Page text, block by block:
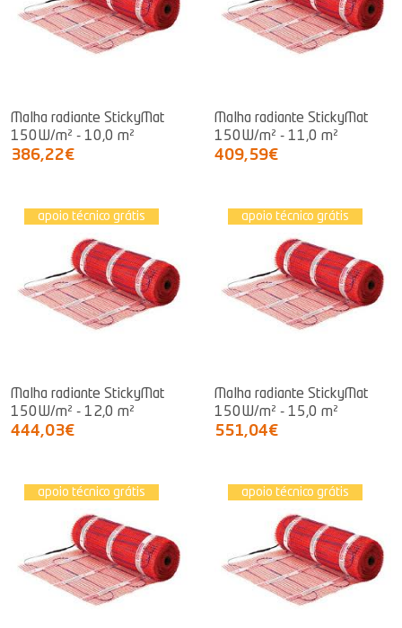
Malha radiante StickyMat
150W/m² - 10,0 m²
386,22€
Malha radiante StickyMat
150W/m² - 11,0 m²
409,59€
apoio técnico grátis
Malha radiante StickyMat
150W/m² - 12,0 m²
444,03€
apoio técnico grátis
Malha radiante StickyMat
150W/m² - 15,0 m²
551,04€
apoio técnico grátis apoio técnico grátis